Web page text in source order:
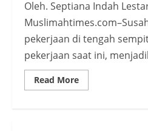
Oleh. Septiana Indah
pekerjaan di tengah
pekerjaan saat ini,
Read MoreRead
more